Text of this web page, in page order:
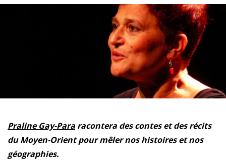
Praline Gay-Para racontera des contes et des récits
du Moyen-Orient pour mêler nos histoires et nos
géographies.